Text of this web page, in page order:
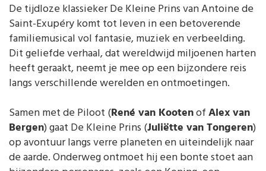
De tijdloze klassieker De Kleine Prins van Antoine de
Saint-Exupéry komt tot leven in een betoverende
familiemusical vol fantasie, muziek en verbeelding.
Dit geliefde verhaal, dat wereldwijd miljoenen harten
heeft geraakt, neemt je mee op een bijzondere reis
langs verschillende werelden en ontmoetingen.
Samen met de Piloot (René van KootenofAlex van
Bergen) gaat De Kleine Prins (Juliëtte van Tongeren)
op avontuur langs verre planeten en uiteindelijk naar
de aarde. Onderweg ontmoet hij een bonte stoet aan